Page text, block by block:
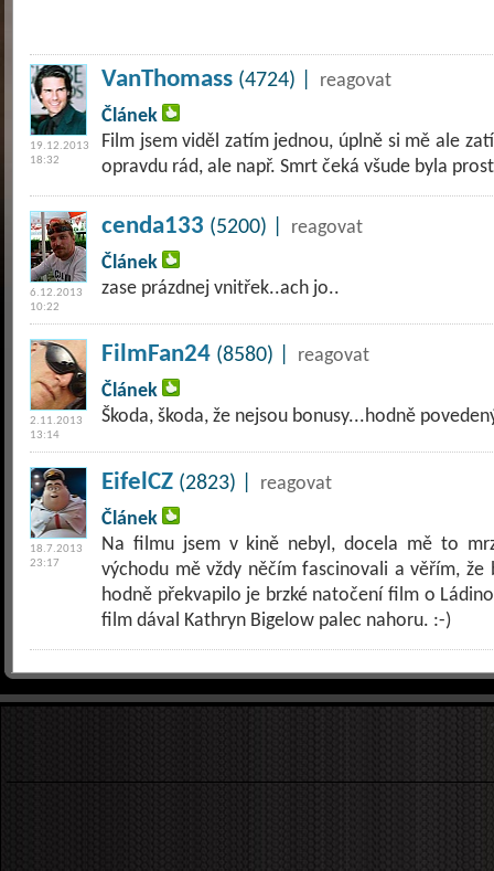
19.12.2013
18:32
VanThomass (4724) |
reagovat
Článek
Film jsem viděl zatím jednou, úplně si mě ale
opravdu rád, ale např. Smrt čeká všude byla
6.12.2013
10:22
cenda133 (5200) |
reagovat
Článek
zase prázdnej vnitřek..ach jo..
2.11.2013
13:14
FilmFan24 (8580) |
reagovat
Článek
Škoda, škoda, že nejsou bonusy...hodně
18.7.2013
23:17
EifelCZ (2823) |
reagovat
Článek
Na filmu jsem v kině nebyl, docela mě to
východu mě vždy něčím fascinovali a věřím,
hodně překvapilo je brzké natočení film o
film dával Kathryn Bigelow palec nahoru. :-)